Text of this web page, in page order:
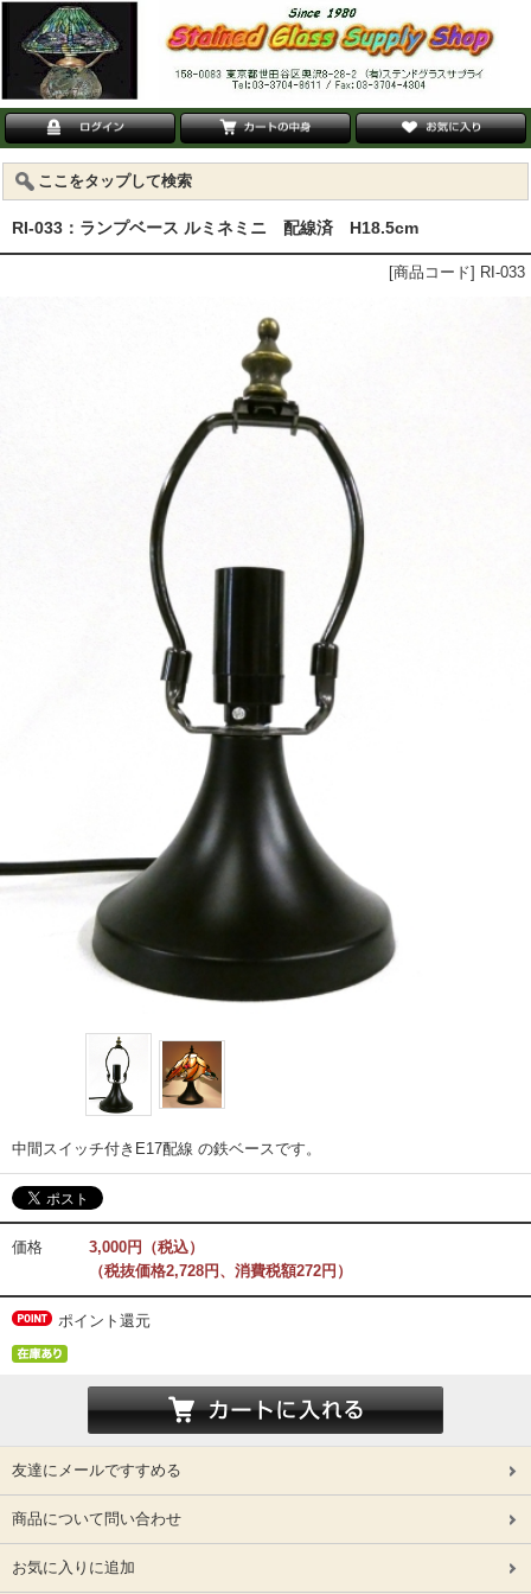
ここをタップして検索
RI-033：ランプベース ルミネミニ 配線済 H18.5cm
[商品コード] RI-033
中間スイッチ付きE17配線 の鉄ベースです。
価格
3,000円（税込）
（税抜価格2,728円、消費税額272円）
ポイント還元
友達にメールですすめる
商品について問い合わせ
お気に入りに追加